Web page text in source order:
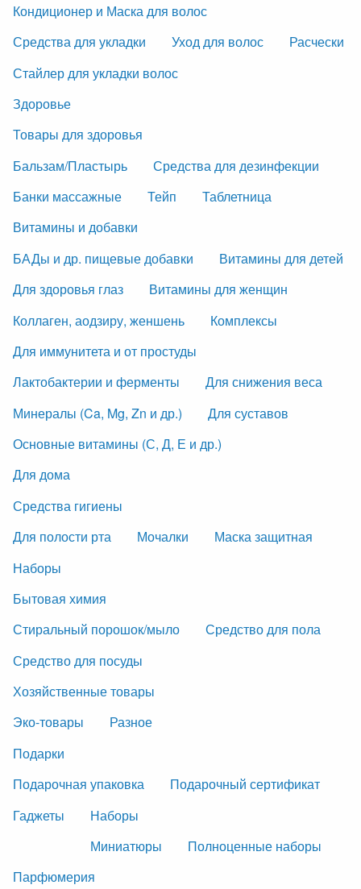
Кондиционер и Маска для волос
Средства для укладки
Уход для волос
Расчески
Стайлер для укладки волос
Здоровье
Товары для здоровья
Бальзам/Пластырь
Средства для дезинфекции
Банки массажные
Тейп
Таблетница
Витамины и добавки
БАДы и др. пищевые добавки
Витамины для детей
Для здоровья глаз
Витамины для женщин
Коллаген, аодзиру, женшень
Комплексы
Для иммунитета и от простуды
Лактобактерии и ферменты
Для снижения веса
Минералы (Ca, Mg, Zn и др.)
Для суставов
Основные витамины (С, Д, Е и др.)
Для дома
Средства гигиены
Для полости рта
Мочалки
Маска защитная
Наборы
Бытовая химия
Стиральный порошок/мыло
Средство для пола
Средство для посуды
Хозяйственные товары
Эко-товары
Разное
Подарки
Подарочная упаковка
Подарочный сертификат
Гаджеты
Наборы
Миниатюры
Полноценные наборы
Парфюмерия